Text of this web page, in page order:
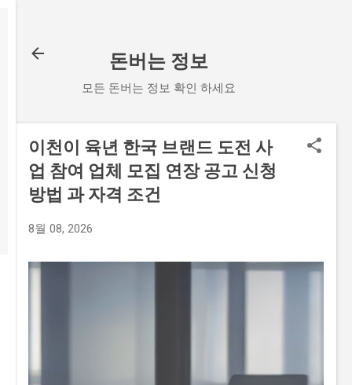
돈버는 정보
모든 돈버는 정보 확인 하세요
이천이 육년 한국 브랜드 도전 사
업 참여 업체 모집 연장 공고 신청
방법 과 자격 조건
8월 08, 2026